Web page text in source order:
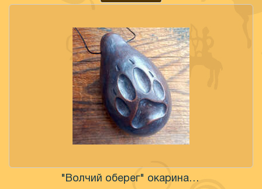
"Волчий оберег" окарина настроенная